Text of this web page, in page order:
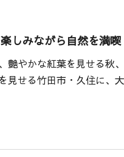
しみながら自然を満喫
艶やかな紅葉を見せる秋
見せる竹田市・久住に、